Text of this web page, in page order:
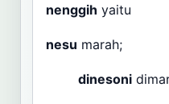
nenggih yaitu
nesu marah;
dinesoni